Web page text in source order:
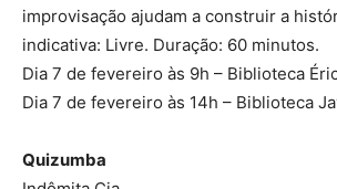
improvisação ajudam a construir a
indicativa: Livre. Duração: 60 minutos.
Dia 7 de fevereiro às 9h – Biblioteca
Dia 7 de fevereiro às 14h – Biblioteca
Quizumba